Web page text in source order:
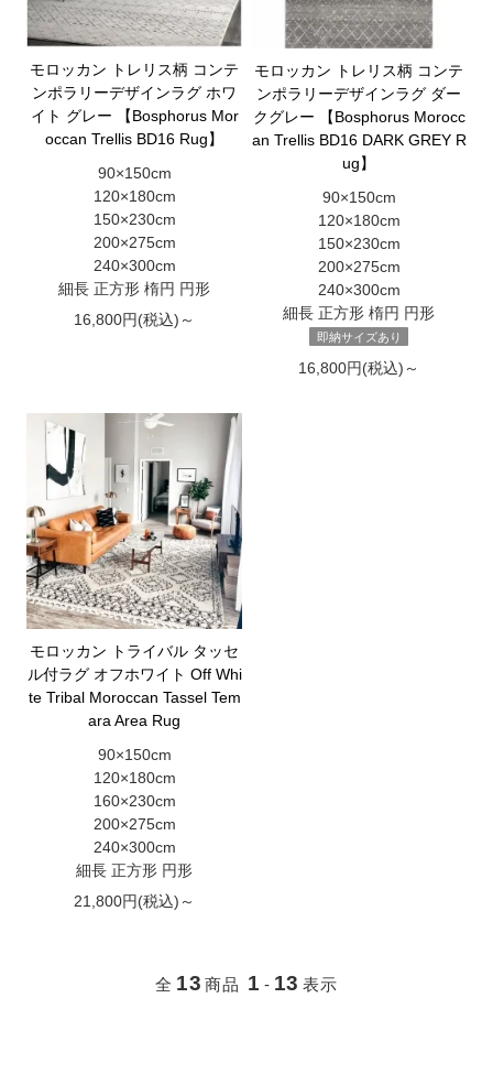
モロッカン トレリス柄 コンテ
ンポラリーデザインラグ ホワ
イト グレー 【Bosphorus Mor
occan Trellis BD16 Rug】
90×150cm
120×180cm
150×230cm
200×275cm
240×300cm
細長 正方形 楕円 円形
16,800円(税込)～
モロッカン トレリス柄 コンテ
ンポラリーデザインラグ ダー
クグレー 【Bosphorus Morocc
an Trellis BD16 DARK GREY R
ug】
90×150cm
120×180cm
150×230cm
200×275cm
240×300cm
細長 正方形 楕円 円形
即納サイズあり
16,800円(税込)～
モロッカン トライバル タッセ
ル付ラグ オフホワイト Off Whi
te Tribal Moroccan Tassel Tem
ara Area Rug
90×150cm
120×180cm
160×230cm
200×275cm
240×300cm
細長 正方形 円形
21,800円(税込)～
全 13 商品 1 - 13 表示